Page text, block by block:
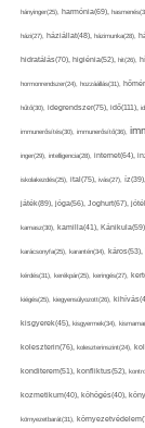
hányinger(25), harmónia(69),
házi(27), háziállat(48), házimunka(28),
hidratálás(70), higiénia(52), hit(26),
hormonrendszer(24), hozzáállás(31),
hűtő(30), idegrendszer(75), idő(111),
immunerősítés(30), immunerősítő(36),
inger(29), intelligencia(28), internet(64),
iskolakezdés(25), ital(75), ivás(27), íz(39),
játék(89), jóga(56), Joghurt(67),
kamasz(30), kamilla(41), Kánikula(59),
karácsonyfa(25), karantén(34), káros(53),
kérdés(31), kerékpár(25), keringés(27),
kiégés(25), kiegyensúlyozott(26),
kisgyerek(45), kisgyermek(34),
koleszterin(76), koleszterinszint(24),
konditerem(51), konfliktus(52),
kozmetikum(40), köhögés(40),
környezetbarát(31),